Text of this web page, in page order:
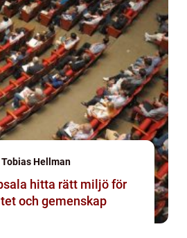
Tobias Hellman
miljö för
och gemenskap